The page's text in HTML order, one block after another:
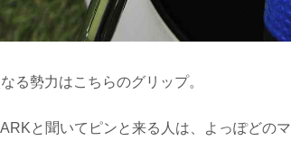
る勢力はこちらのグリップ。
と聞いてピンと来る人は、よっぽどの